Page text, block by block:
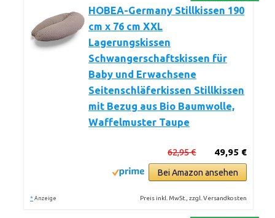
HOBEA-Germany Stillkissen 190
cm x 76 cm XXL
Lagerungskissen
Schwangerschaftskissen für
Baby und Erwachsene
Seitenschläferkissen Stillkissen
mit Bezug aus Bio Baumwolle,
Waffelmuster Taupe
49,95 €
62,95 €
Bei Amazon ansehen
* Anzeige Preis inkl. MwSt., zzgl. Versandkosten